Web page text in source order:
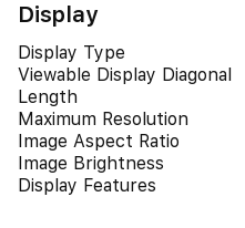
Display
Display Type
Viewable Display Diagonal
Length
Maximum Resolution
Image Aspect Ratio
Image Brightness
Display Features